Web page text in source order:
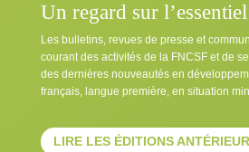
Un regard sur l’essentiel
Les bulletins, revues de presse et
courant des activités de la FNCSF et de
des dernières nouveautés en
français, langue première, en situation
LIRE LES ÉDITIONS